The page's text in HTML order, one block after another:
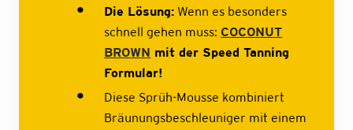
Die Lösung: Wenn es besonders
schnell gehen muss:COCONUT
BROWN mit der Speed Tanning
Formular!
Diese Sprüh-Mousse kombiniert
Bräunungsbeschleuniger mit einem